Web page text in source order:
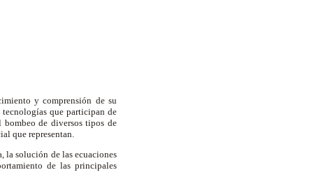
y comprensión de su
que participan de
bombeo de diversos tipos de
que representan.
la solución de las ecuaciones
de las principales